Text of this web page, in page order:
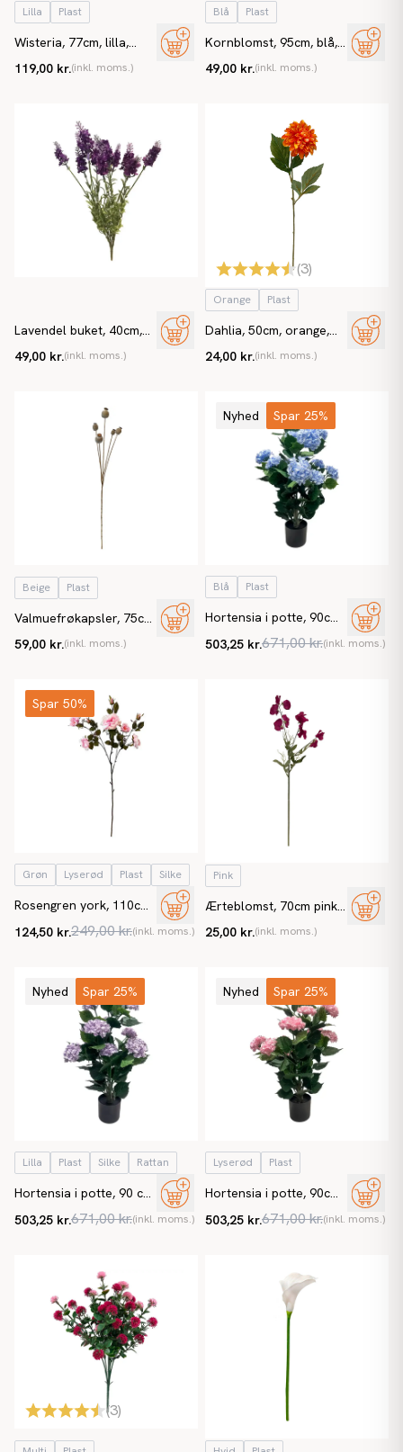
Lilla Plast
Wisteria, 77cm, lilla,
119,00 kr.(inkl. moms.)
Blå Plast
Kornblomst, 95cm, blå,
49,00 kr.(inkl. moms.)
Lavendel buket, 40cm,
49,00 kr.(inkl. moms.)
(3)
Orange Plast
Dahlia, 50cm, orange,
24,00 kr.(inkl. moms.)
Beige Plast
Valmuefrøkapsler, 75cm,
59,00 kr.(inkl. moms.)
Nyhed Spar 25%
Blå Plast
Hortensia i potte, 90cm,
503,25 kr.671,00 kr.(inkl. moms.)
Spar 50%
Grøn Lyserød Plast Silke
Rosengren york, 110cm,
124,50 kr.249,00 kr.(inkl. moms.)
Pink
Ærteblomst, 70cm pink,
25,00 kr.(inkl. moms.)
Nyhed Spar 25%
Lilla Plast Silke Rattan
Hortensia i potte, 90 cm,
503,25 kr.671,00 kr.(inkl. moms.)
Nyhed Spar 25%
Lyserød Plast
Hortensia i potte, 90cm,
blomst
503,25 kr.671,00 kr.(inkl. moms.)
(3)